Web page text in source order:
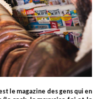
le magazine des gens qui en